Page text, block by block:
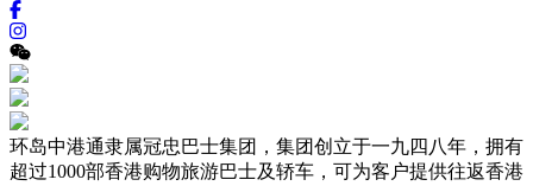
环岛中港通隶属冠忠巴士集团，集团创立于一九四八年，拥有
超过1000部香港购物旅游巴士及轿车，可为客户提供往返香港